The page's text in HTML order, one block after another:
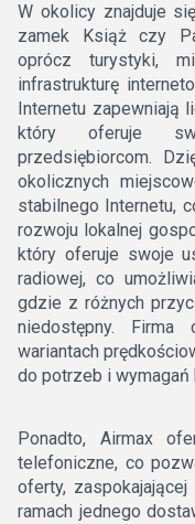
W okolicy znajduje
zamek Książ czy
oprócz turystyki,
infrastrukturę
Internetu zapewniają
który oferuje
przedsiębiorcom.
okolicznych
stabilnego Internetu,
rozwoju lokalnej
który oferuje swoje
radiowej, co
gdzie z różnych
niedostępny.
wariantach
do potrzeb i wymagań
Ponadto, Airmax
telefoniczne, co
oferty,
ramach jednego